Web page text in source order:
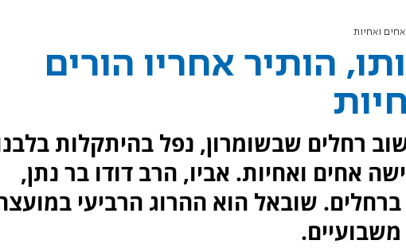
בן 22 במותו, הותיר אחריו הורים
נתן, בן 22, מהיישוב רחלים שבשומרון, נפל בהיתקלות
אחים ואחיות. אביו, הרב דודו בר נתן,
שובאל הוא ההרוג הרביעי